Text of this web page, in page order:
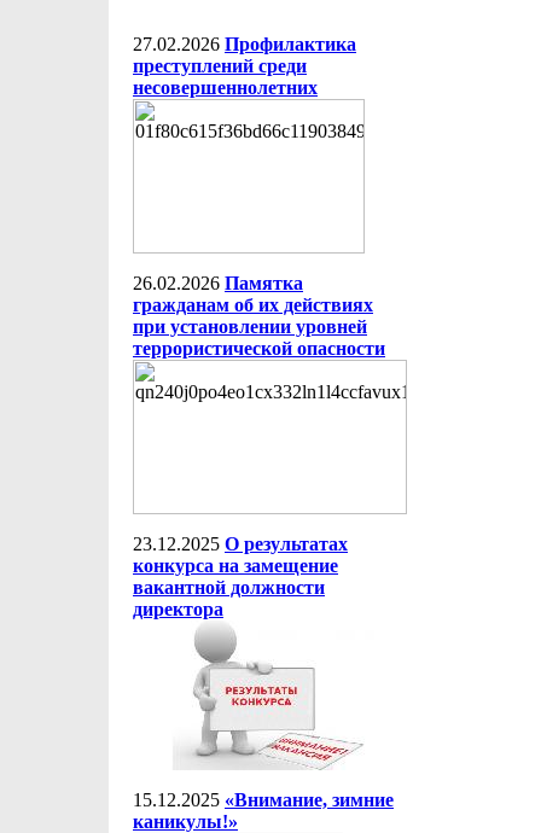
27.02.2026 Профилактика
преступлений среди
несовершеннолетних
26.02.2026 Памятка
гражданам об их действиях
при установлении уровней
террористической опасности
23.12.2025 О результатах
конкурса на замещение
вакантной должности
директора
15.12.2025 «Внимание, зимние
каникулы!»